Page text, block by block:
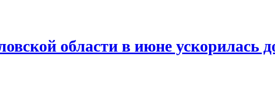
области в июне ускорилась